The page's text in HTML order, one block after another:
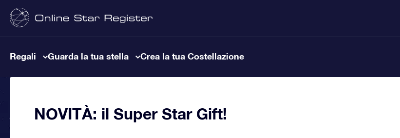
Regali Guarda la tua stella Crea la tua Costellazione
NOVITÀ: il Super Star Gift!